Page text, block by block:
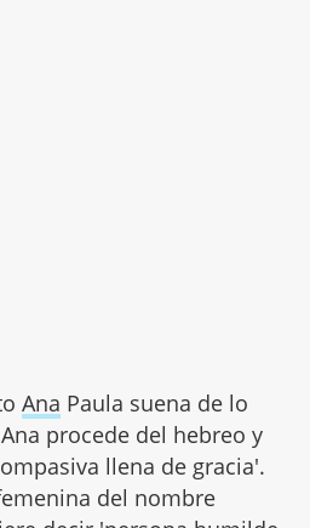
Ana Paula suena de lo
procede del hebreo y
llena de gracia'.
del nombre